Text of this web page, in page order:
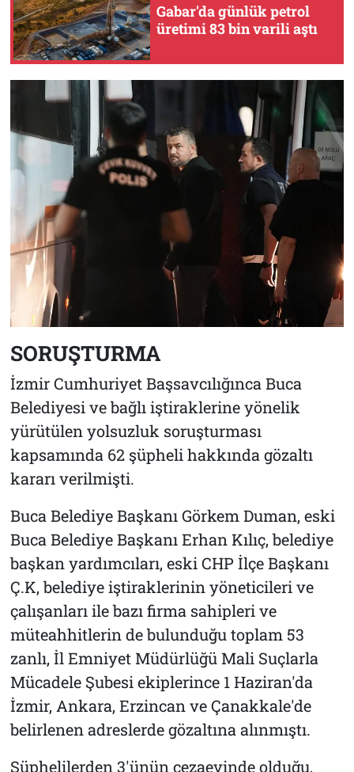
Gabar'da günlük petrol
üretimi 83 bin varili aştı
SORUŞTURMA
İzmir Cumhuriyet Başsavcılığınca Buca
Belediyesi ve bağlı iştiraklerine yönelik
yürütülen yolsuzluk soruşturması
kapsamında 62 şüpheli hakkında gözaltı
kararı verilmişti.
Buca Belediye Başkanı Görkem Duman, eski
Buca Belediye Başkanı Erhan Kılıç, belediye
başkan yardımcıları, eski CHP İlçe Başkanı
Ç.K, belediye iştiraklerinin yöneticileri ve
çalışanları ile bazı firma sahipleri ve
müteahhitlerin de bulunduğu toplam 53
zanlı, İl Emniyet Müdürlüğü Mali Suçlarla
Mücadele Şubesi ekiplerince 1 Haziran'da
İzmir, Ankara, Erzincan ve Çanakkale'de
belirlenen adreslerde gözaltına alınmıştı.
Şüphelilerden 3'ünün cezaevinde olduğu,